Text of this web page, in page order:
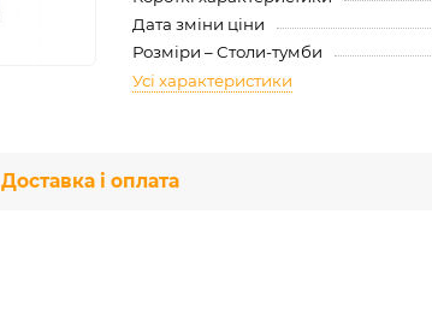
Дата зміни ціни
Розміри – Столи-тумби
Усі характеристики
Доставка і оплата